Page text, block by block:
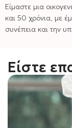
Είμαστε μια
και 50 χρόνια, με
συνέπεια και την
Είστε